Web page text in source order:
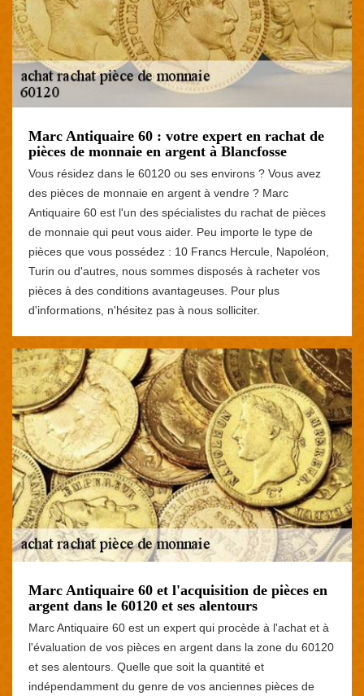
Marc Antiquaire 60 : votre expert en rachat de
pièces de monnaie en argent à Blancfosse
Vous résidez dans le 60120 ou ses environs ? Vous avez
des pièces de monnaie en argent à vendre ? Marc
Antiquaire 60 est l'un des spécialistes du rachat de pièces
de monnaie qui peut vous aider. Peu importe le type de
pièces que vous possédez : 10 Francs Hercule, Napoléon,
Turin ou d'autres, nous sommes disposés à racheter vos
pièces à des conditions avantageuses. Pour plus
d'informations, n'hésitez pas à nous solliciter.
Marc Antiquaire 60 et l'acquisition de pièces en
argent dans le 60120 et ses alentours
Marc Antiquaire 60 est un expert qui procède à l'achat et à
l'évaluation de vos pièces en argent dans la zone du 60120
et ses alentours. Quelle que soit la quantité et
indépendamment du genre de vos anciennes pièces de